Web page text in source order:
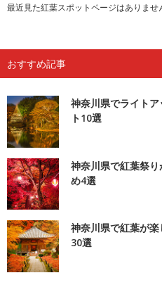
最近見た紅葉スポットページはありませ
おすすめ記事
神奈川県でライト
ト10選
神奈川県で紅葉祭
め4選
神奈川県で紅葉が
30選